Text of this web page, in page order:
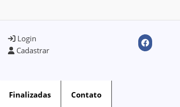
Login
Cadastrar
Finalizadas Contato